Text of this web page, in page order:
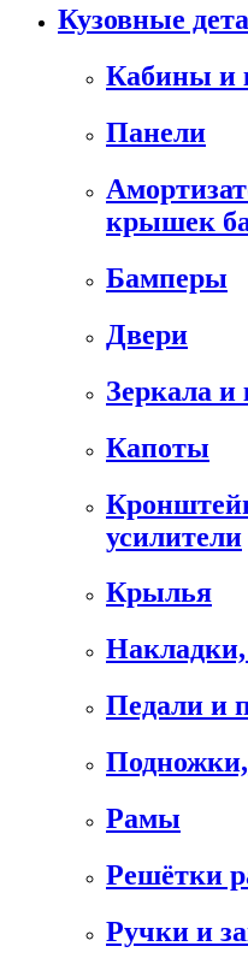
Кузовные
Кабины и
Панели
крышек
Бамперы
Двери
Зеркала и
Капоты
усилители
Крылья
Педали и
Рамы
Решётки
Ручки и